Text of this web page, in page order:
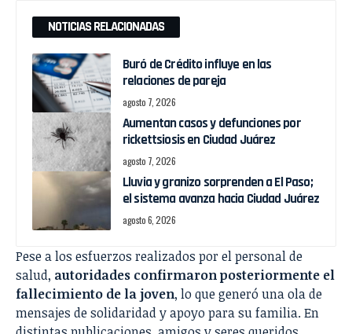
NOTICIAS RELACIONADAS
Buró de Crédito influye en las
relaciones de pareja
agosto 7, 2026
Aumentan casos y defunciones por
rickettsiosis en Ciudad Juárez
agosto 7, 2026
Lluvia y granizo sorprenden a El Paso;
el sistema avanza hacia Ciudad Juárez
agosto 6, 2026
Pese a los esfuerzos realizados por el personal de
salud, autoridades confirmaron posteriormente el
fallecimiento de la joven, lo que generó una ola de
mensajes de solidaridad y apoyo para su familia. En